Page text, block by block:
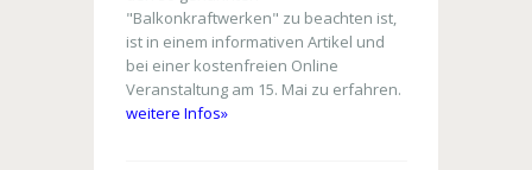
"Balkonkraftwerken" zu beachten ist,
ist in einem informativen Artikel und
bei einer kostenfreien Online
Veranstaltung am 15. Mai zu erfahren.
weitere Infos»